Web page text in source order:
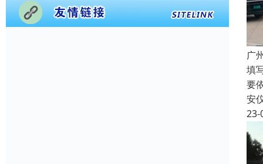
广
填
要
安
23-